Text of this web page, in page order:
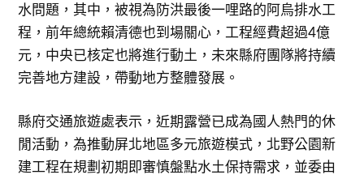
水問題，其中，被視為防洪最後一哩路的阿烏排水工
程，前年總統賴清德也到場關心，工程經費超過4億
元，中央已核定也將進行動土，未來縣府團隊將持續
完善地方建設，帶動地方整體發展。
縣府交通旅遊處表示，近期露營已成為國人熱門的休
閒活動，為推動屏北地區多元旅遊模式，北野公園新
建工程在規劃初期即審慎盤點水土保持需求，並委由